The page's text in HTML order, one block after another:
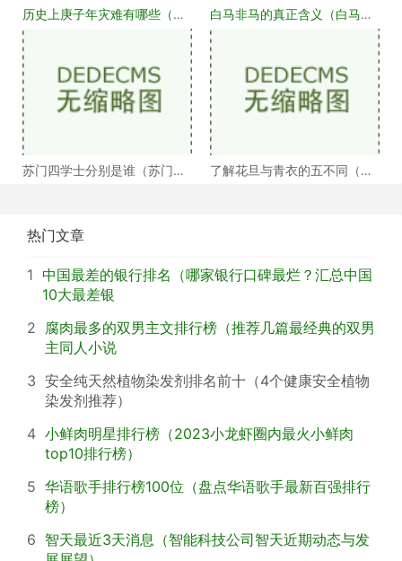
历史上庚子年灾难有哪些（庚
子年大事记盘点）
白马非马的真正含义（白马非
马何解）
苏门四学士分别是谁（苏门四
了解花旦与青衣的五不同（浅
热门文章
1 中国最差的银行排名（哪家银行口碑最烂？汇总中国
10大最差银
2 腐肉最多的双男主文排行榜（推荐几篇最经典的双男
主同人小说
3 安全纯天然植物染发剂排名前十（4个健康安全植物
染发剂推荐）
4 小鲜肉明星排行榜（2023小龙虾圈内最火小鲜肉
top10排行榜）
5 华语歌手排行榜100位（盘点华语歌手最新百强排行
榜）
6 智天最近3天消息（智能科技公司智天近期动态与发